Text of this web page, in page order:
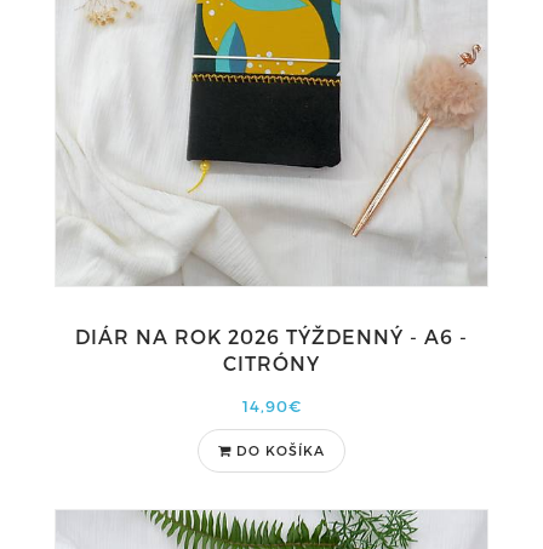
DIÁR NA ROK 2026 TÝŽDENNÝ - A6 -
CITRÓNY
14,90€
DO KOŠÍKA